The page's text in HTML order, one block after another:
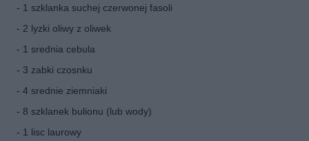
- 1 szklanka suchej czerwonej fasoli
- 2 lyzki oliwy z oliwek
- 1 srednia cebula
- 3 zabki czosnku
- 4 srednie ziemniaki
- 8 szklanek bulionu (lub wody)
- 1 lisc laurowy